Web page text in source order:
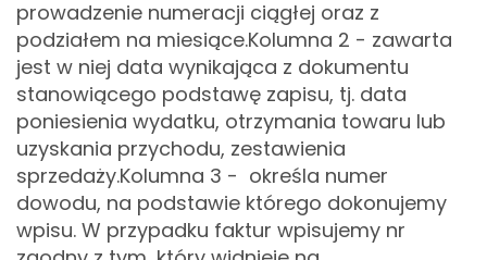
prowadzenie numeracji ciągłej oraz z
podziałem na miesiące.Kolumna 2 - zawarta
jest w niej data wynikająca z dokumentu
stanowiącego podstawę zapisu, tj. data
poniesienia wydatku, otrzymania towaru lub
uzyskania przychodu, zestawienia
sprzedaży.Kolumna 3 - określa numer
dowodu, na podstawie którego dokonujemy
wpisu. W przypadku faktur wpisujemy nr